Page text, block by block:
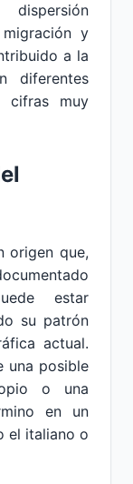
y
a la
diferentes
cifras muy
origen que,
estar
su patrón
actual.
una posible
o una
en un
el italiano o